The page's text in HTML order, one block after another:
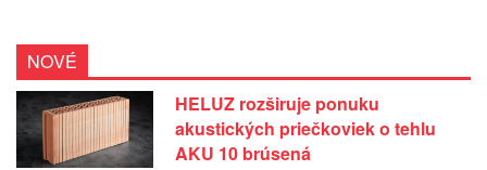
NOVÉ
HELUZ rozširuje ponuku
akustických priečkoviek o tehlu
AKU 10 brúsená